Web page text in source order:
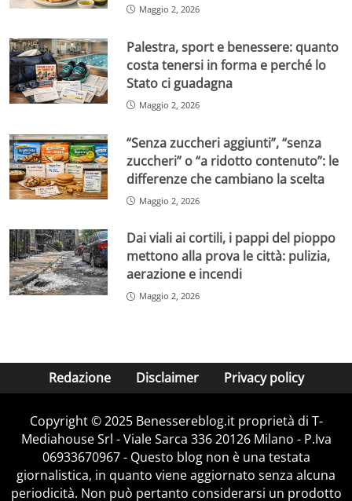
Maggio 2, 2026
Palestra, sport e benessere: quanto
costa tenersi in forma e perché lo
Stato ci guadagna
Maggio 2, 2026
“Senza zuccheri aggiunti”, “senza
zuccheri” o “a ridotto contenuto”: le
differenze che cambiano la scelta
Maggio 2, 2026
Dai viali ai cortili, i pappi del pioppo
mettono alla prova le città: pulizia,
aerazione e incendi
Maggio 2, 2026
Redazione Disclaimer Privacy policy
Copyright © 2025 Benessereblog.it proprietà di T-
Mediahouse Srl - Viale Sarca 336 20126 Milano - P.Iva
06933670967 - Questo blog non è una testata
giornalistica, in quanto viene aggiornato senza alcuna
periodicità. Non può pertanto considerarsi un prodotto